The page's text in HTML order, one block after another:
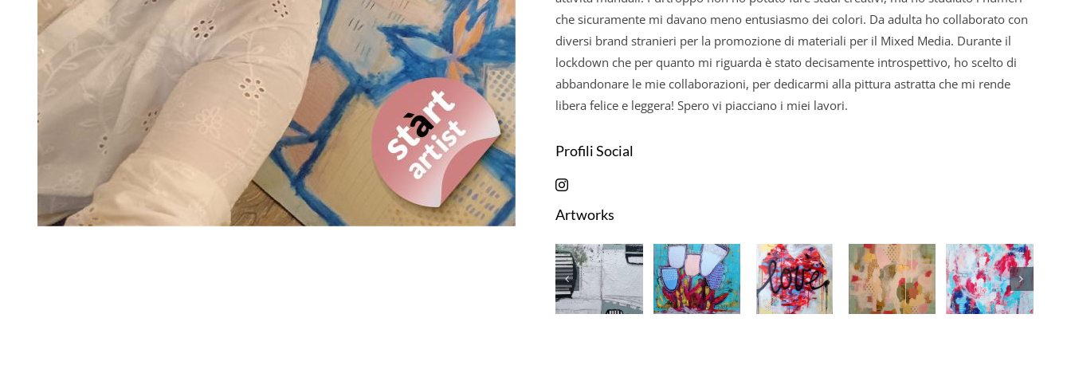
che sicuramente mi davano meno entusiasmo dei colori. Da adulta ho collaborato con
diversi brand stranieri per la promozione di materiali per il Mixed Media. Durante il
lockdown che per quanto mi riguarda è stato decisamente introspettivo, ho scelto di
abbandonare le mie collaborazioni, per dedicarmi alla pittura astratta che mi rende
libera felice e leggera! Spero vi piacciano i miei lavori.
Profili Social
Artworks